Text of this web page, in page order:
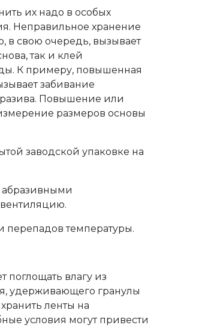
их надо в особых
Неправильное хранение
в свою очередь, вызывает
так и клей
К примеру, повышенная
забивание
Повышение или
размеров основы
заводской упаковке на
абразивными
перепадов температуры.
влагу из
удерживающего гранулы
ленты на
условия могут привести